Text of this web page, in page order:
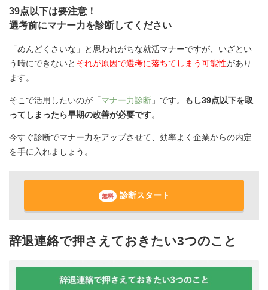
39点以下は要注意！
選考前にマナー力を診断してください
「めんどくさいな」と思われがちな就活マナーですが、いざとい
う時にできないと それが原因で選考に落ちてしまう可能性があり
ます。
そこで活用したいのが「マナー力診断 」です。
もし39点以下を取
ってしまったら早期の改善が必要です。
今すぐ診断でマナー力をアップさせて、効率よく企業からの内定
を手に入れましょう。
無料 診断スタート
辞退連絡で押さえておきたい3つのこと